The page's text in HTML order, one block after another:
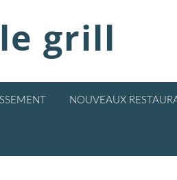
grill
NOUVEAUX